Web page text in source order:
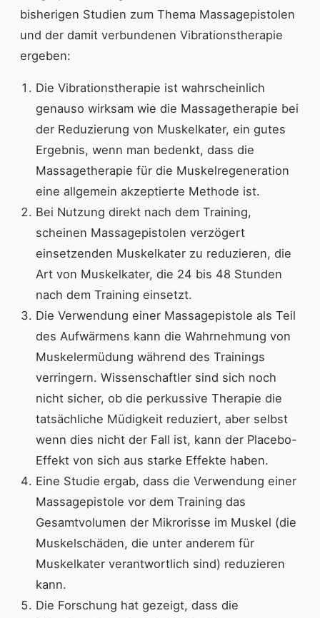
bisherigen Studien zum Thema Massagepistolen
und der damit verbundenen Vibrationstherapie
ergeben:
Die Vibrationstherapie ist wahrscheinlich
genauso wirksam wie die Massagetherapie bei
der Reduzierung von Muskelkater, ein gutes
Ergebnis, wenn man bedenkt, dass die
Massagetherapie für die Muskelregeneration
eine allgemein akzeptierte Methode ist.
Bei Nutzung direkt nach dem Training,
scheinen Massagepistolen verzögert
einsetzenden Muskelkater zu reduzieren, die
Art von Muskelkater, die 24 bis 48 Stunden
nach dem Training einsetzt.
Die Verwendung einer Massagepistole als Teil
des Aufwärmens kann die Wahrnehmung von
Muskelermüdung während des Trainings
verringern. Wissenschaftler sind sich noch
nicht sicher, ob die perkussive Therapie die
tatsächliche Müdigkeit reduziert, aber selbst
wenn dies nicht der Fall ist, kann der Placebo-
Effekt von sich aus starke Effekte haben.
Eine Studie ergab, dass die Verwendung einer
Massagepistole vor dem Training das
Gesamtvolumen der Mikrorisse im Muskel (die
Muskelschäden, die unter anderem für
Muskelkater verantwortlich sind) reduzieren
kann.
Die Forschung hat gezeigt, dass die